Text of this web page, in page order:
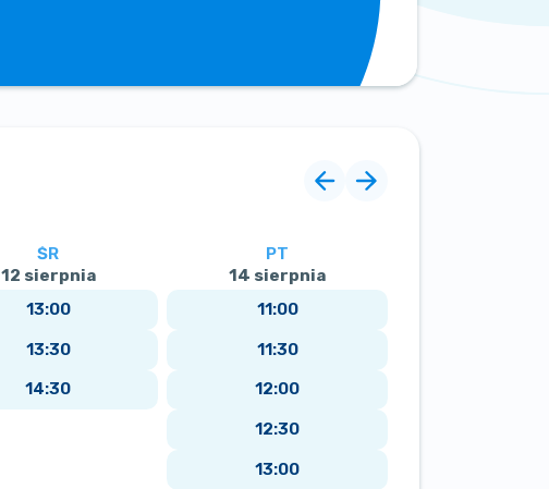
ŚR
12 sierpnia
13:00
13:30
14:30
PT
14 sierpnia
11:00
11:30
12:00
12:30
13:00